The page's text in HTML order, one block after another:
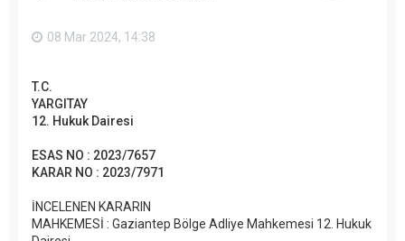
08 Mar 2024, 14:38
T.C.
YARGITAY
12. Hukuk Dairesi
ESAS NO : 2023/7657
KARAR NO : 2023/7971
İNCELENEN KARARIN
MAHKEMESİ : Gaziantep Bölge Adliye Mahkemesi 12. Hukuk